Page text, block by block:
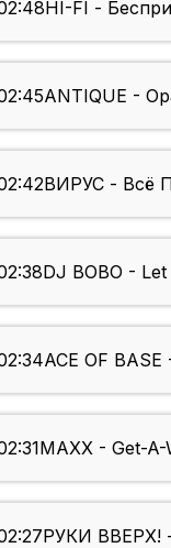
HI-FI -
ANTIQUE -
ВИРУС - Всё
DJ BOBO -
ACE OF
MAXX - Get-A-
РУКИ ВВЕРХ!